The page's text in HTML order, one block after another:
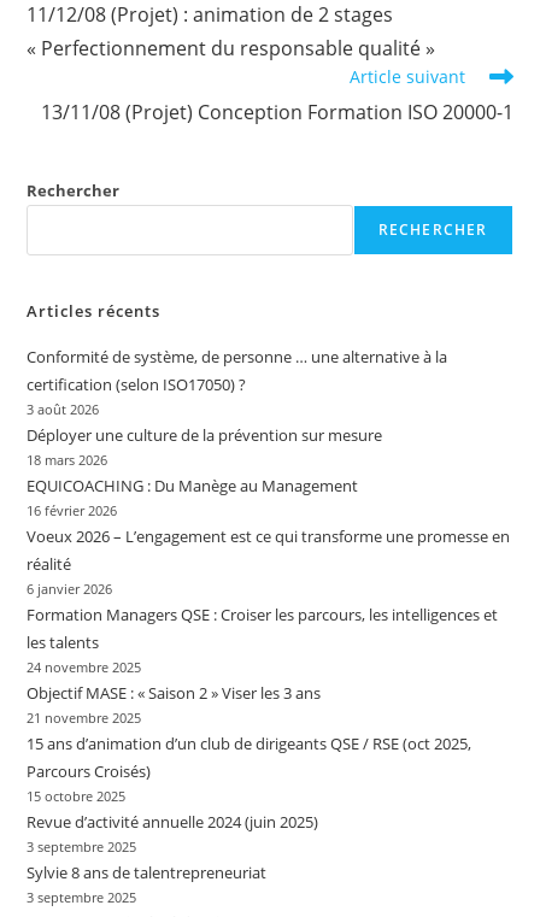
articles
11/12/08 (Projet) : animation de 2 stages
« Perfectionnement du responsable qualité »
Article suivant
13/11/08 (Projet) Conception Formation ISO 20000-1
Rechercher
RECHERCHER
Articles récents
Conformité de système, de personne … une alternative à la
certification (selon ISO17050) ?
3 août 2026
Déployer une culture de la prévention sur mesure
18 mars 2026
EQUICOACHING : Du Manège au Management
16 février 2026
Voeux 2026 – L’engagement est ce qui transforme une promesse en
réalité
6 janvier 2026
Formation Managers QSE : Croiser les parcours, les intelligences et
les talents
24 novembre 2025
Objectif MASE : « Saison 2 » Viser les 3 ans
21 novembre 2025
15 ans d’animation d’un club de dirigeants QSE / RSE (oct 2025,
Parcours Croisés)
15 octobre 2025
Revue d’activité annuelle 2024 (juin 2025)
3 septembre 2025
Sylvie 8 ans de talentrepreneuriat
3 septembre 2025